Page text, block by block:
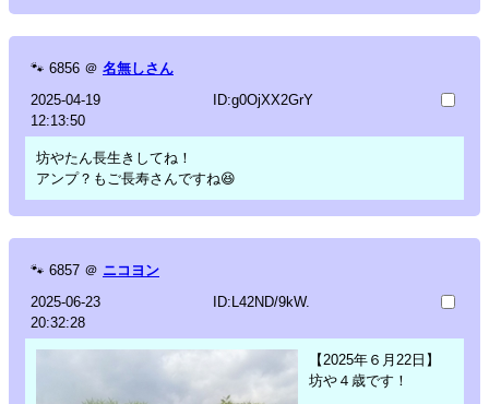
🐾 6856 ＠ 名無しさん
2025-04-19
12:13:50
ID:g0OjXX2GrY
坊やたん長生きしてね！
アンプ？もご長寿さんですね😆
🐾 6857 ＠ ニコヨン
2025-06-23
20:32:28
ID:L42ND/9kW.
【2025年６月22日】
坊や４歳です！